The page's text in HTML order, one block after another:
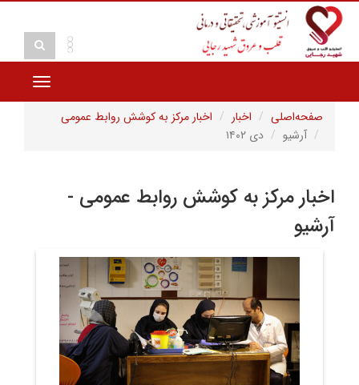
Toggle
صفحه‌اصلی
اخبار
اخبار مرکز به کوشش روابط عمومی
آرشیو
دی ۱۴۰۲
اخبار مرکز به کوشش روابط عمومی -
آرشیو